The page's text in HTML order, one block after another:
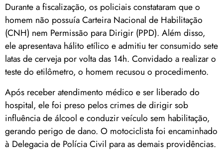
Durante a fiscalização, os policiais constataram que o
homem não possuía Carteira Nacional de Habilitação
(CNH) nem Permissão para Dirigir (PPD). Além disso,
ele apresentava hálito etílico e admitiu ter consumido sete
latas de cerveja por volta das 14h. Convidado a realizar o
teste do etilômetro, o homem recusou o procedimento.
Após receber atendimento médico e ser liberado do
hospital, ele foi preso pelos crimes de dirigir sob
influência de álcool e conduzir veículo sem habilitação,
gerando perigo de dano. O motociclista foi encaminhado
à Delegacia de Polícia Civil para as demais providências.